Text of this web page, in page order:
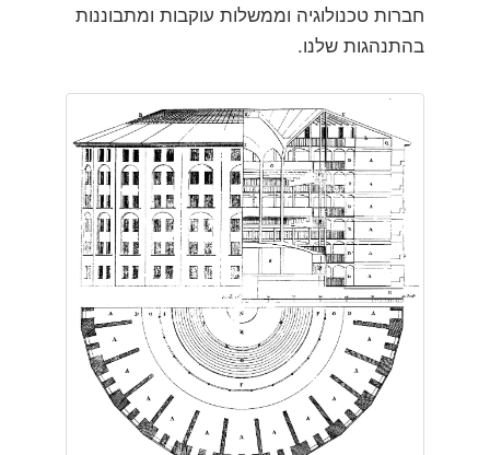
חברות טכנולוגיה וממשלות עוקבות ומתבוננות
בהתנהגות שלנו.